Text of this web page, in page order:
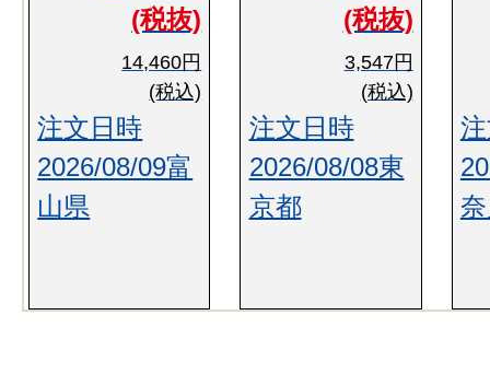
(税抜)
14,460円
(税込)
注文日時
2026/08/09富
山県
(税抜)
3,547円
(税込)
注文日時
2026/08/08東
京都